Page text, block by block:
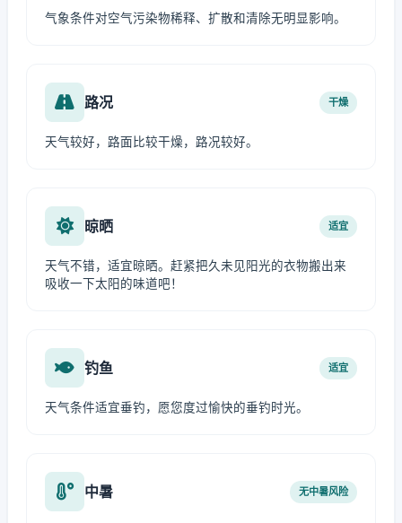
气象条件对空气污染物稀释、扩散和清除无明显影响。
路况 干燥
天气较好，路面比较干燥，路况较好。
晾晒 适宜
天气不错，适宜晾晒。赶紧把久未见阳光的衣物搬出来
吸收一下太阳的味道吧！
钓鱼 适宜
天气条件适宜垂钓，愿您度过愉快的垂钓时光。
中暑 无中暑风险